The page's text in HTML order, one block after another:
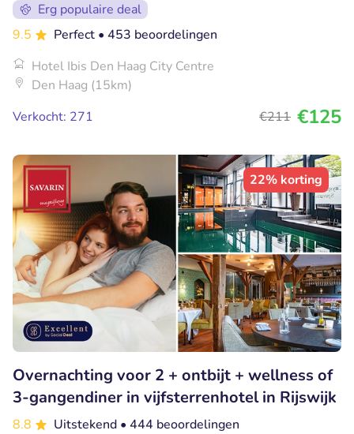
Erg populaire deal
9.5
Perfect • 453 beoordelingen
Hotel Ibis Den Haag City Centre
Den Haag (15km)
Verkocht: 271
€211 €125
22% korting
Overnachting voor 2 + ontbijt + wellness of
3-gangendiner in vijfsterrenhotel in Rijswijk
8.8 Uitstekend • 444 beoordelingen